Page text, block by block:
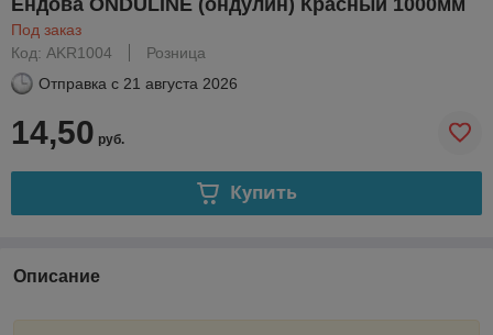
Под заказ
Код: AKR1004
Розница
Отправка с 21 августа 2026
14,50 руб.
Купить
Описание